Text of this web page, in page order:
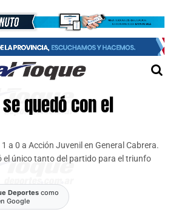
quedó con el
a 0 a Acción Juvenil en General Cabrera.
el único tanto del partido para el triunfo
Deportescomo
Google